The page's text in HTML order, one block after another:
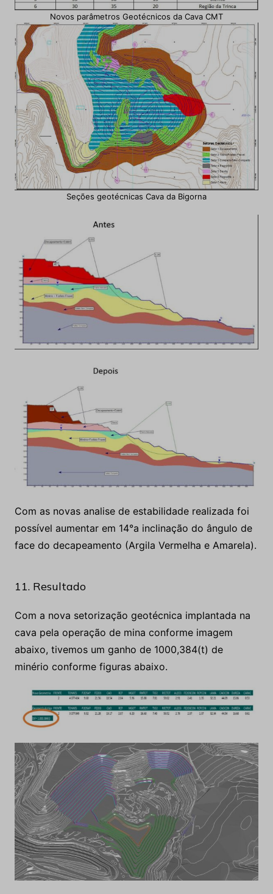
Seções geotécnicas Cava da Bigorna
Com as novas analise de estabilidade realizada foi
possível aumentar em 14°a inclinação do ângulo de
face do decapeamento (Argila Vermelha e Amarela).
11. Resultado
Com a nova setorização geotécnica implantada na
abaixo, tivemos um ganho de 1000,384(t) de
12. Verificação